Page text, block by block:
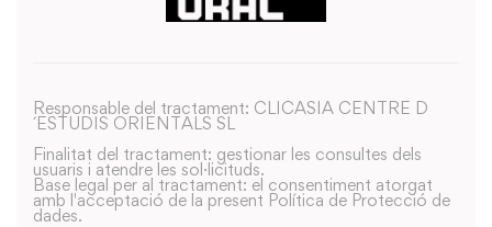
Responsable del tractament: CLICASIA CENTRE D
´ESTUDIS ORIENTALS SL
Finalitat del tractament: gestionar les consultes dels
usuaris i atendre les sol·licituds.
Base legal per al tractament: el consentiment atorgat
amb l'acceptació de la present Política de Protecció de
dades.